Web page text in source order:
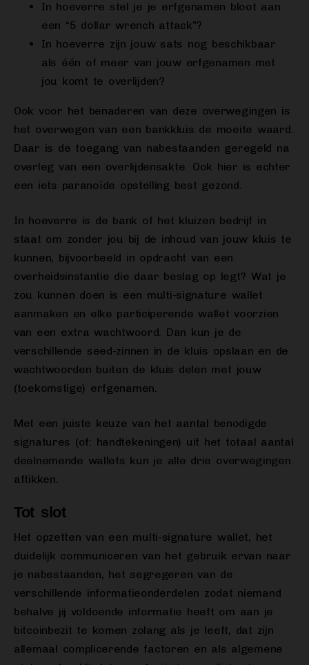
In hoeverre stel je je erfgenamen bloot aan
een “5 dollar wrench attack”?
In hoeverre zijn jouw sats nog beschikbaar
als één of meer van jouw erfgenamen met
jou komt te overlijden?
Ook voor het benaderen van deze overwegingen is
het overwegen van een bankkluis de moeite waard.
Daar is de toegang van nabestaanden geregeld na
overleg van een overlijdensakte. Ook hier is echter
een iets paranoïde opstelling best gezond.
In hoeverre is de bank of het kluizen bedrijf in
staat om zonder jou bij de inhoud van jouw kluis te
kunnen, bijvoorbeeld in opdracht van een
overheidsinstantie die daar beslag op legt? Wat je
zou kunnen doen is een multi-signature wallet
aanmaken en elke participerende wallet voorzien
van een extra wachtwoord. Dan kun je de
verschillende seed-zinnen in de kluis opslaan en de
wachtwoorden buiten de kluis delen met jouw
(toekomstige) erfgenamen.
Met een juiste keuze van het aantal benodigde
signatures (of: handtekeningen) uit het totaal aantal
deelnemende wallets kun je alle drie overwegingen
aftikken.
Tot slot
Het opzetten van een multi-signature wallet, het
duidelijk communiceren van het gebruik ervan naar
je nabestaanden, het segregeren van de
verschillende informatieonderdelen zodat niemand
behalve jij voldoende informatie heeft om aan je
bitcoinbezit te komen zolang als je leeft, dat zijn
allemaal complicerende factoren en als algemene